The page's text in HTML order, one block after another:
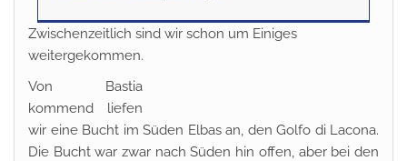
Zwischenzeitlich sind wir schon um Einiges
weitergekommen.
Von Bastia
kommend liefen
wir eine Bucht im Süden Elbas an, den Golfo di Lacona.
Die Bucht war zwar nach Süden hin offen, aber bei den